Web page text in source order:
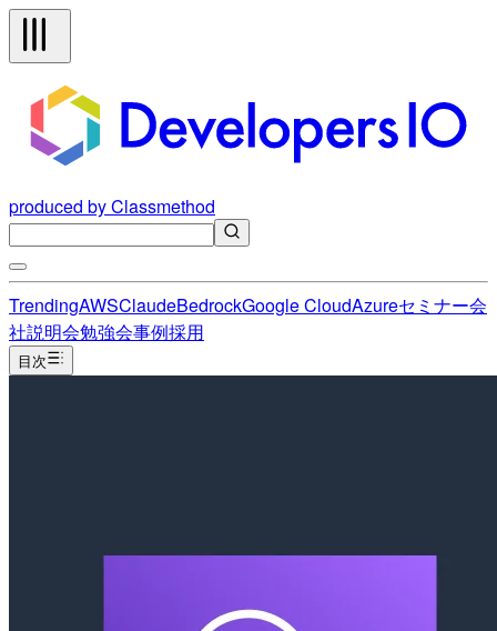
produced by Classmethod
TrendingAWSClaudeBedrockGoogle CloudAzureセミナー会
社説明会勉強会事例採用
目次